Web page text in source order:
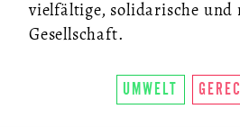
vielfältige, solidarische und
Gesellschaft.
UMWELT